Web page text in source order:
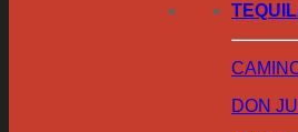
DON